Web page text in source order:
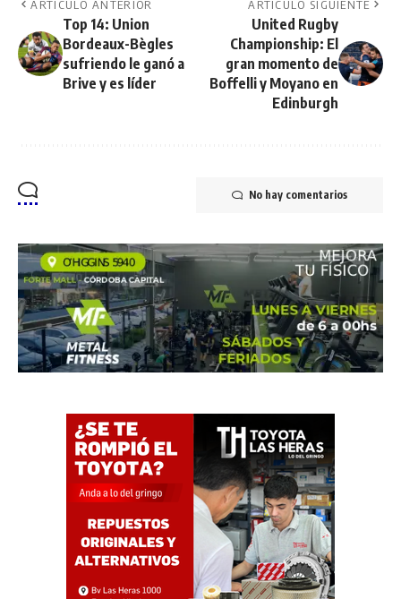
ARTÍCULO ANTERIOR
Top 14: Union
Bordeaux-Bègles
sufriendo le ganó a
Brive y es líder
ARTÍCULO SIGUIENTE
United Rugby
Championship: El
gran momento de
Boffelli y Moyano en
Edinburgh
No hay comentarios